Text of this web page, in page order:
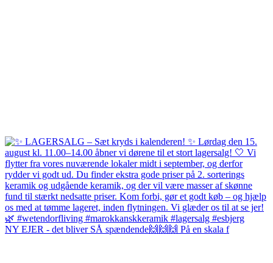
NY EJER - det bliver SÅ spændende🙌🙌🙌 På en skala f